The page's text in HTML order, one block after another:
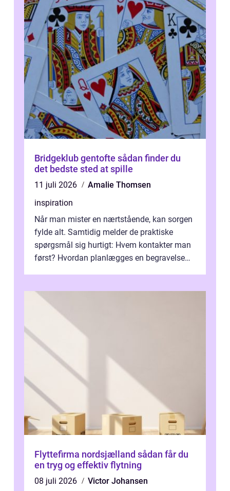
Bridgeklub gentofte sådan finder du
det bedste sted at spille
11 juli 2026
Amalie Thomsen
inspiration
Når man mister en nærtstående, kan sorgen
fylde alt. Samtidig melder de praktiske
spørgsmål sig hurtigt: Hvem kontakter man
først? Hvordan planlægges en begravelse
Flyttefirma nordsjælland sådan får du
en tryg og effektiv flytning
08 juli 2026
Victor Johansen